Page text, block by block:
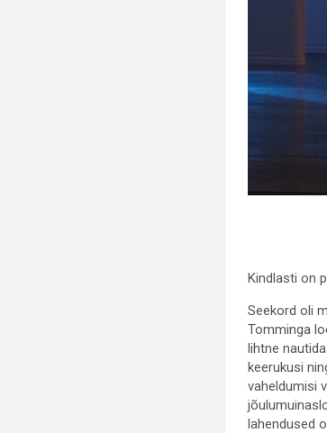
Kindlasti on
Seekord oli
Tomminga
lihtne
keerukusi
vaheldumisi
lahendused